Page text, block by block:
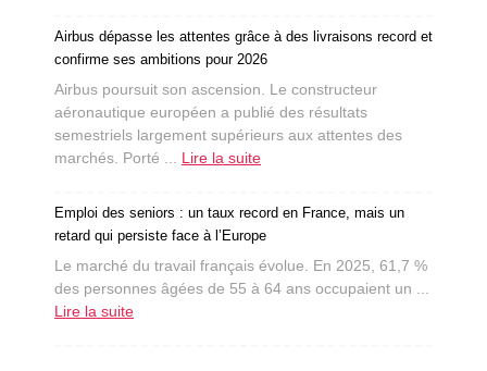
Airbus dépasse les attentes grâce à des livraisons record et
confirme ses ambitions pour 2026
Airbus poursuit son ascension. Le constructeur
aéronautique européen a publié des résultats
semestriels largement supérieurs aux attentes des
marchés. Porté ... Lire la suite
Emploi des seniors : un taux record en France, mais un
retard qui persiste face à l’Europe
Le marché du travail français évolue. En 2025, 61,7 %
des personnes âgées de 55 à 64 ans occupaient un ...
Lire la suite